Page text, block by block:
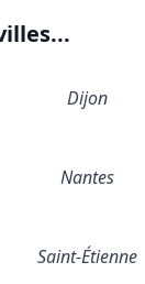
Dijon
Nantes
Saint-Étienne